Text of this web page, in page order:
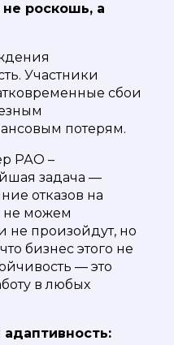
не роскошь, а
Участники
сбои
потерям.
РАО –
задача —
отказов на
не можем
не произойдут, но
бизнес этого не
— это
в любых